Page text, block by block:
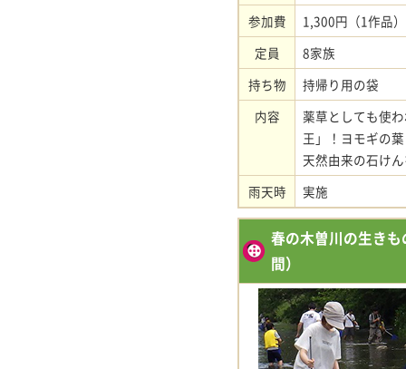
参加費
1,300円（1作品）
定員
8家族
持ち物
持帰り用の袋
内容
薬草としても使
王」！ヨモギの
天然由来の石け
雨天時
実施
春の木曽川の生き
間）